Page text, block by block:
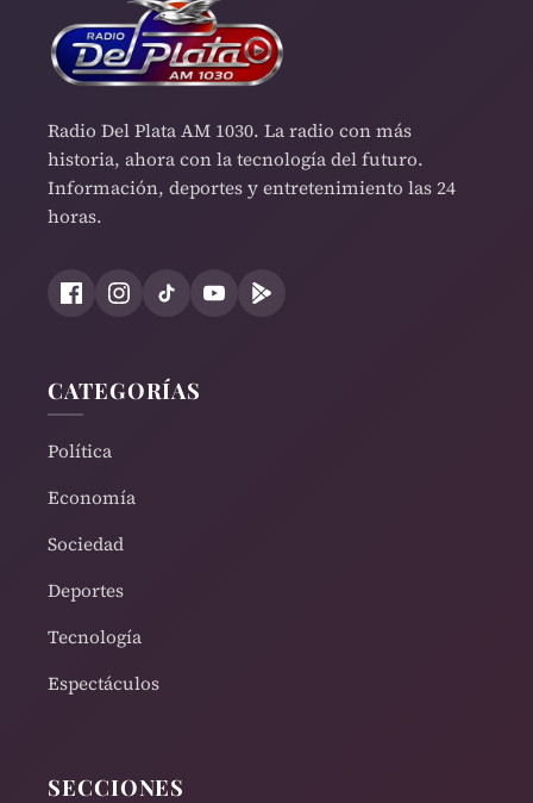
Radio Del Plata AM 1030. La radio con más
historia, ahora con la tecnología del futuro.
Información, deportes y entretenimiento las 24
horas.
CATEGORÍAS
Política
Economía
Sociedad
Deportes
Tecnología
Espectáculos
SECCIONES